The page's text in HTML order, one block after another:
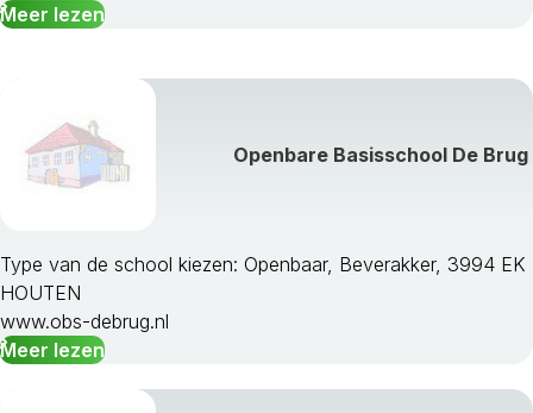
Meer lezen
Openbare Basisschool De Brug
Type van de school kiezen: Openbaar, Beverakker, 3994 EK
HOUTEN
www.obs-debrug.nl
Meer lezen